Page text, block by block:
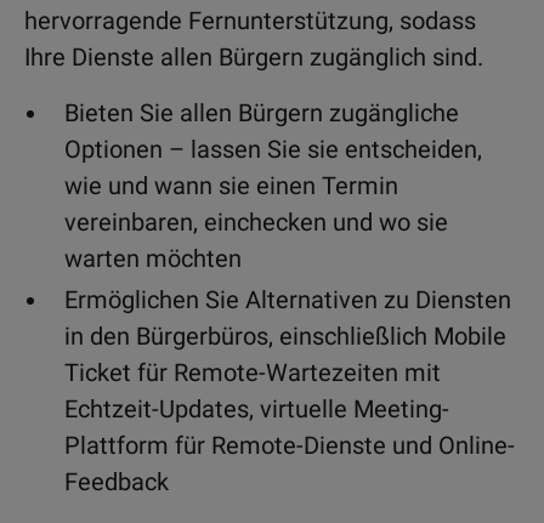
hervorragende Fernunterstützung, sodass
Ihre Dienste allen Bürgern zugänglich sind.
Bieten Sie allen Bürgern zugängliche
Optionen – lassen Sie sie entscheiden,
wie und wann sie einen Termin
vereinbaren, einchecken und wo sie
warten möchten
Ermöglichen Sie Alternativen zu Diensten
in den Bürgerbüros, einschließlich Mobile
Ticket für Remote-Wartezeiten mit
Echtzeit-Updates, virtuelle Meeting-
Plattform für Remote-Dienste und Online-
Feedback